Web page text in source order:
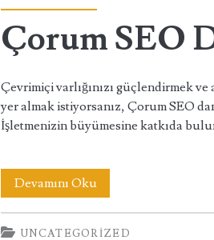
Çorum SEO
Çevrimiçi varlığınızı güçlendirmek
yer almak istiyorsanız, Çorum SEO
İşletmenizin büyümesine katkıda
Devamını OkuÇorum
SEO
UNCATEGORIZED